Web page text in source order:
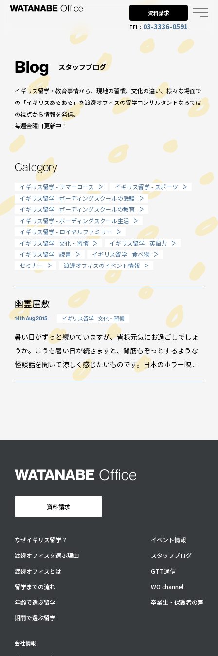
資料請求
TEL： 03-3336-0591
Why UK?
なぜイギリス留学？
Why WO?
渡邊オフィスを選ぶ理由
Planning
When?
年齢で選ぶ留学
How long?
期間で選ぶ留学
イベント情報
アクセス
プライバシーポリシー
採用情報
お問い合わせ： (平日9:30-17:30)
Please contact
for English information.
Blog スタッフブログ
イギリス留学・教育事情から、現地の習慣、文化の違い、様々な場面で
の「イギリスあるある」を渡邊オフィスの留学コンサルタントならでは
の視点から情報を発信。
毎週金曜日更新中！
Category
イギリス留学 - サマーコース
イギリス留学 - スポーツ
イギリス留学 - ボーディングスクールの受験
イギリス留学 - ボーディングスクールの教育
イギリス留学 - ボーディングスクール生活
イギリス留学 - ロイヤルファミリー
イギリス留学 - 文化・習慣
イギリス留学 - 英語力
イギリス留学 - 読書
イギリス留学 - 食べ物
セミナー
渡邊オフィスのイベント情報
幽霊屋敷
14th Aug 2015 イギリス留学 - 文化・習慣
暑い日がずっと続いていますが、皆様元気にお過ごしでしょ
うか。こうも暑い日が続きますと、背筋もぞっとするような
怪談話を聞いて涼しく感じたいものです。日本のホラー映...
資料請求
なぜイギリス留学？
渡邊オフィスを選ぶ理由
渡邊オフィスとは
留学までの流れ
年齢で選ぶ留学
期間で選ぶ留学
イベント情報
スタッフブログ
GTT通信
WO channel
卒業生・保護者の声
会社情報